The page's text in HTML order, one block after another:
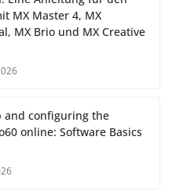
MX Master 4, MX
MX Brio und MX Creative
and configuring the
online: Software Basics